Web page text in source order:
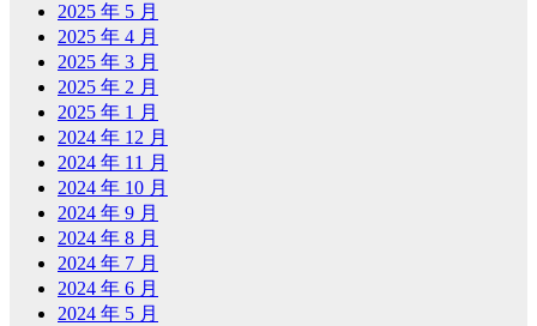
2025 年 5 月
2025 年 4 月
2025 年 3 月
2025 年 2 月
2025 年 1 月
2024 年 12 月
2024 年 11 月
2024 年 10 月
2024 年 9 月
2024 年 8 月
2024 年 7 月
2024 年 6 月
2024 年 5 月